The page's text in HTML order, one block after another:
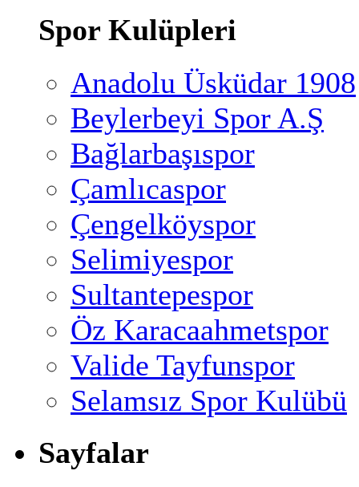
Spor Kulüpleri
Anadolu Üsküdar 1908
Beylerbeyi Spor A.Ş
Bağlarbaşıspor
Çamlıcaspor
Çengelköyspor
Selimiyespor
Sultantepespor
Öz Karacaahmetspor
Valide Tayfunspor
Selamsız Spor Kulübü
Sayfalar